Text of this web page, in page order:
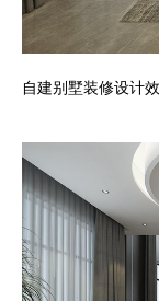
自建别墅装修设计